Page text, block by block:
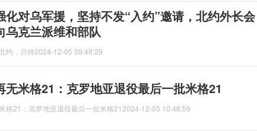
化对乌军援，坚持不发“入约”邀请，北约外长会
乌克兰派维和部队
约，吕特2024-12-05 09:48:29
无米格21：克罗地亚退役最后一批米格21
格21：克罗地亚退役最后一批米格21 2024-12-05 10:48:59